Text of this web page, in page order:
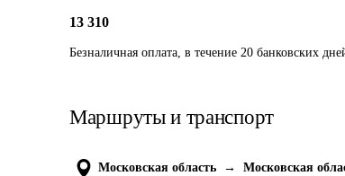
13 310
Безналичная оплата, в течение 20 банковских
Маршруты и транспорт
Московская область → Московская